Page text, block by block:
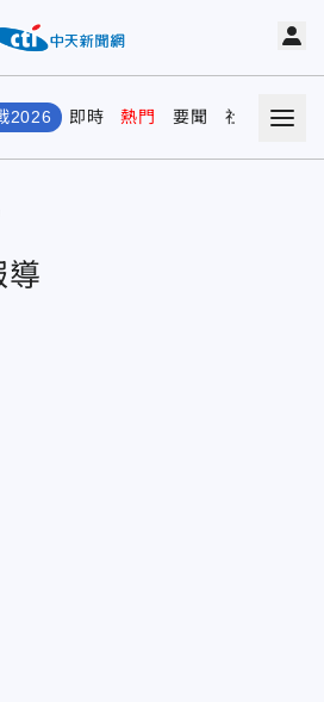
2026 即時 熱門 要聞 社會 娛樂
導